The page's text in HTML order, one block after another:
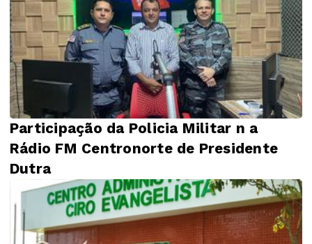
Participação da Policia Militar n a
Rádio FM Centronorte de Presidente
Dutra